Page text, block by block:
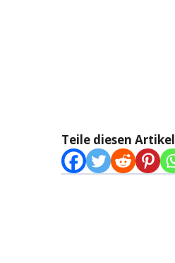
Teile diesen Artikel